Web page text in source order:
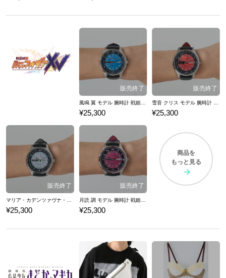
風鳴 翼 モデル 腕時計 戦姫絶唱シンフォギアＸＶ
¥25,300 ¥25,300
¥25,300
月読 調 モデル 腕時計 戦姫絶唱シンフォギアＸＶ
¥25,300
商品を
もっと見る